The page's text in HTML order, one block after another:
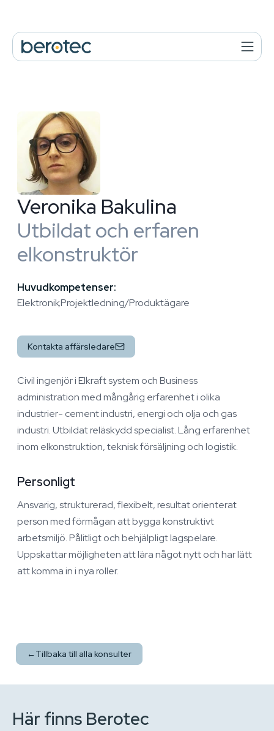
Veronika Bakulina
Utbildat och erfaren
elkonstruktör
Huvudkompetenser:
ElektronikProjektledning/Produktägare
Kontakta affärsledare
Civil ingenjör i Elkraft system och Business
administration med mångårig erfarenhet i olika
industrier- cement industri, energi och olja och gas
industri. Utbildat reläskydd specialist. Lång erfarenhet
inom elkonstruktion, teknisk försäljning och logistik.
Personligt
Ansvarig, strukturerad, flexibelt, resultat orienterat
person med förmågan att bygga konstruktivt
arbetsmiljö. Pålitligt och behjälpligt lagspelare.
Uppskattar möjligheten att lära något nytt och har lätt
att komma in i nya roller.
← Tillbaka till alla konsulter
Här finns Berotec